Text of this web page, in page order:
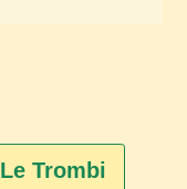
Le Trombi